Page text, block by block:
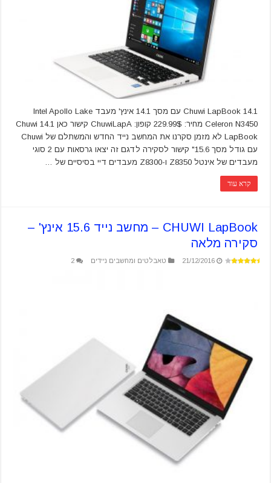
Chuwi LapBook 14.1 עם מסך 14.1 אינץ' מעבד Intel Apollo Lake
Celeron N3450 מחיר: 229.99$ קופון: ChuwiLapA קישור כאן 14.1 Chuwi
LapBook לא מזמן סקרנו את המחשב נייד החדש והמשתלם של Chuwi
עם גודל מסך 15.6" קישור לסקירה לדגם זה יצאו גרסאות עם 2 סוגי
מעבדים של אינטל Z8350 ו-Z8300 מעבדים דיי בסיסיים של …
קרא עוד
CHUWI LapBook – מחשב נייד 15.6 אינץ' –
סקירה מלאה
21/12/2016 טאבלטים ומחשבים ניידים 2